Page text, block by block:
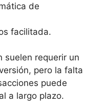
de⁣
facilitada.
suelen ​requerir un
pero la falta‌
puede
a largo ‌plazo.